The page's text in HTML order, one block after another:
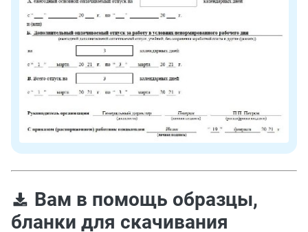
Вам в помощь образцы,
бланки для скачивания